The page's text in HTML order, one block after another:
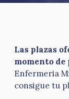
Las plazas
momento
Enfermeria
consigue tu